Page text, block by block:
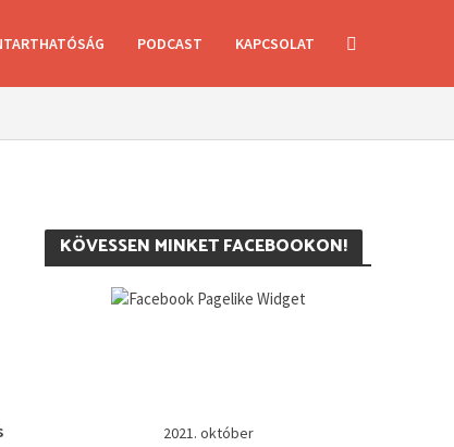
PODCAST KAPCSOLAT
KÖVESSEN MINKET FACEBOOKON!
2021. október